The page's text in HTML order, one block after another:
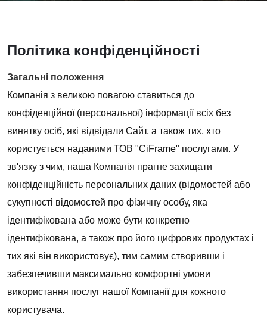
Політика конфіденційності
Загальні положення
Компанія з великою повагою ставиться до
конфіденційної (персональної) інформації всіх без
винятку осіб, які відвідали Сайт, а також тих, хто
користується наданими ТОВ "CiFrame" послугами. У
зв'язку з чим, наша Компанія прагне захищати
конфіденційність персональних даних (відомостей або
сукупності відомостей про фізичну особу, яка
ідентифікована або може бути конкретно
ідентифікована, а також про його цифрових продуктах і
тих які він використовує), тим самим створивши і
забезпечивши максимально комфортні умови
використання послуг нашої Компанії для кожного
користувача.